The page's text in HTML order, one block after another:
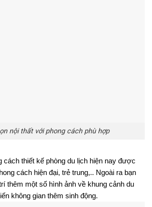
nội thất với phong cách phù hợp
cách thiết kế phòng du lịch hiện nay được
cách hiện đại, trẻ trung,.. Ngoài ra bạn
thêm một số hình ảnh về khung cảnh du
không gian thêm sinh động.